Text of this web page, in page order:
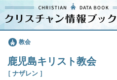
クリスチャン
情報ブックとは
よくあるご質問
教会
鹿児島キリスト教会
［ ナザレン ］